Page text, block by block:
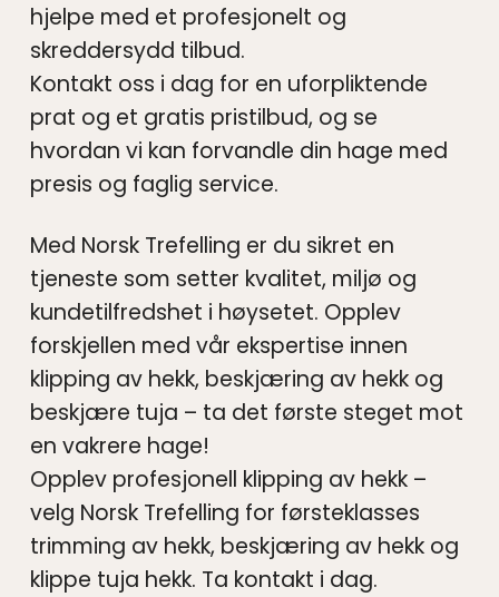
hjelpe med et profesjonelt og
skreddersydd tilbud.
Kontakt oss i dag for en uforpliktende
prat og et gratis pristilbud, og se
hvordan vi kan forvandle din hage med
presis og faglig service.
Med Norsk Trefelling er du sikret en
tjeneste som setter kvalitet, miljø og
kundetilfredshet i høysetet. Opplev
forskjellen med vår ekspertise innen
klipping av hekk, beskjæring av hekk og
beskjære tuja – ta det første steget mot
en vakrere hage!
Opplev profesjonell klipping av hekk –
velg Norsk Trefelling for førsteklasses
trimming av hekk, beskjæring av hekk og
klippe tuja hekk. Ta kontakt i dag.